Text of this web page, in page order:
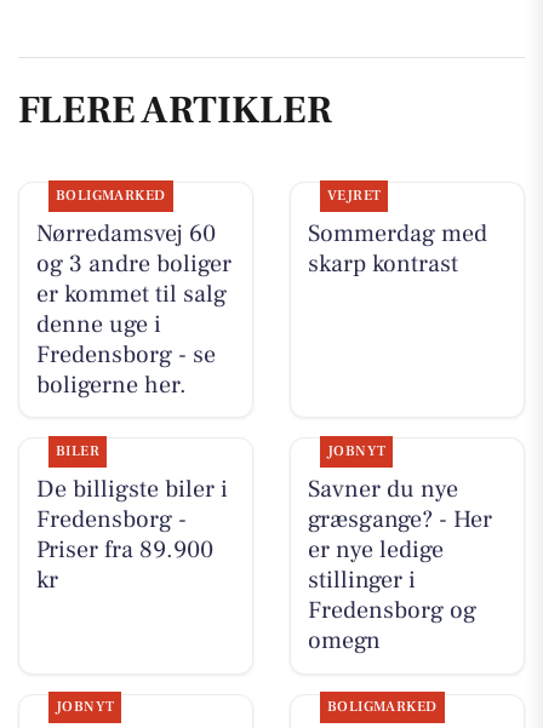
FLERE ARTIKLER
BOLIGMARKED
Nørredamsvej 60
og 3 andre boliger
er kommet til salg
denne uge i
Fredensborg - se
boligerne her.
VEJRET
Sommerdag med
skarp kontrast
BILER
De billigste biler i
Fredensborg -
Priser fra 89.900
kr
JOBNYT
Savner du nye
græsgange? - Her
er nye ledige
stillinger i
Fredensborg og
omegn
JOBNYT BOLIGMARKED